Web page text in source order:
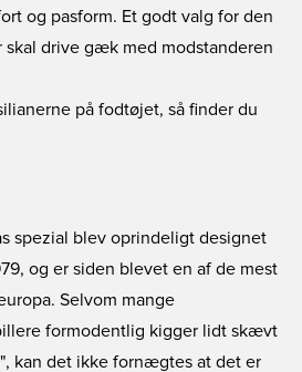
og pasform. Et godt valg for den
drive gæk med modstanderen
på fodtøjet, så finder du
spezial blev oprindeligt designet
og er siden blevet en af de mest
Selvom mange
formodentlig kigger lidt skævt
kan det ikke fornægtes at det er